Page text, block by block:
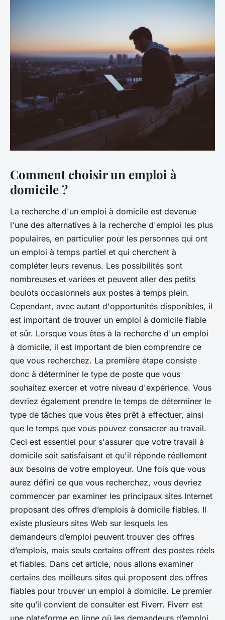
Comment choisir un emploi à
domicile ?
La recherche d'un emploi à domicile est devenue
l'une des alternatives à la recherche d'emploi les plus
populaires, en particulier pour les personnes qui ont
un emploi à temps partiel et qui cherchent à
compléter leurs revenus. Les possibilités sont
nombreuses et variées et peuvent aller des petits
boulots occasionnels aux postes à temps plein.
Cependant, avec autant d'opportunités disponibles, il
est important de trouver un emploi à domicile fiable
et sûr. Lorsque vous êtes à la recherche d'un emploi
à domicile, il est important de bien comprendre ce
que vous recherchez. La première étape consiste
donc à déterminer le type de poste que vous
souhaitez exercer et votre niveau d'expérience. Vous
devriez également prendre le temps de déterminer le
type de tâches que vous êtes prêt à effectuer, ainsi
que le temps que vous pouvez consacrer au travail.
Ceci est essentiel pour s'assurer que votre travail à
domicile soit satisfaisant et qu'il réponde réellement
aux besoins de votre employeur. Une fois que vous
aurez défini ce que vous recherchez, vous devriez
commencer par examiner les principaux sites Internet
proposant des offres d’emplois à domicile fiables. Il
existe plusieurs sites Web sur lesquels les
demandeurs d’emploi peuvent trouver des offres
d’emplois, mais seuls certains offrent des postes réels
et fiables. Dans cet article, nous allons examiner
certains des meilleurs sites qui proposent des offres
fiables pour trouver un emploi à domicile. Le premier
site qu’il convient de consulter est Fiverr. Fiverr est